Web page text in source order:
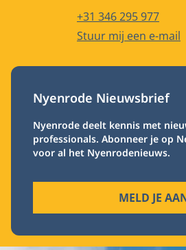
Telefoonnummer
+31 346 295 977
E-mailadres
Stuur mij een e-mail
Nyenrode Nieuwsbrief
Nyenrode deelt kennis met
professionals. Abonneer je op
voor al het Nyenrodenieuws.
MELD JE